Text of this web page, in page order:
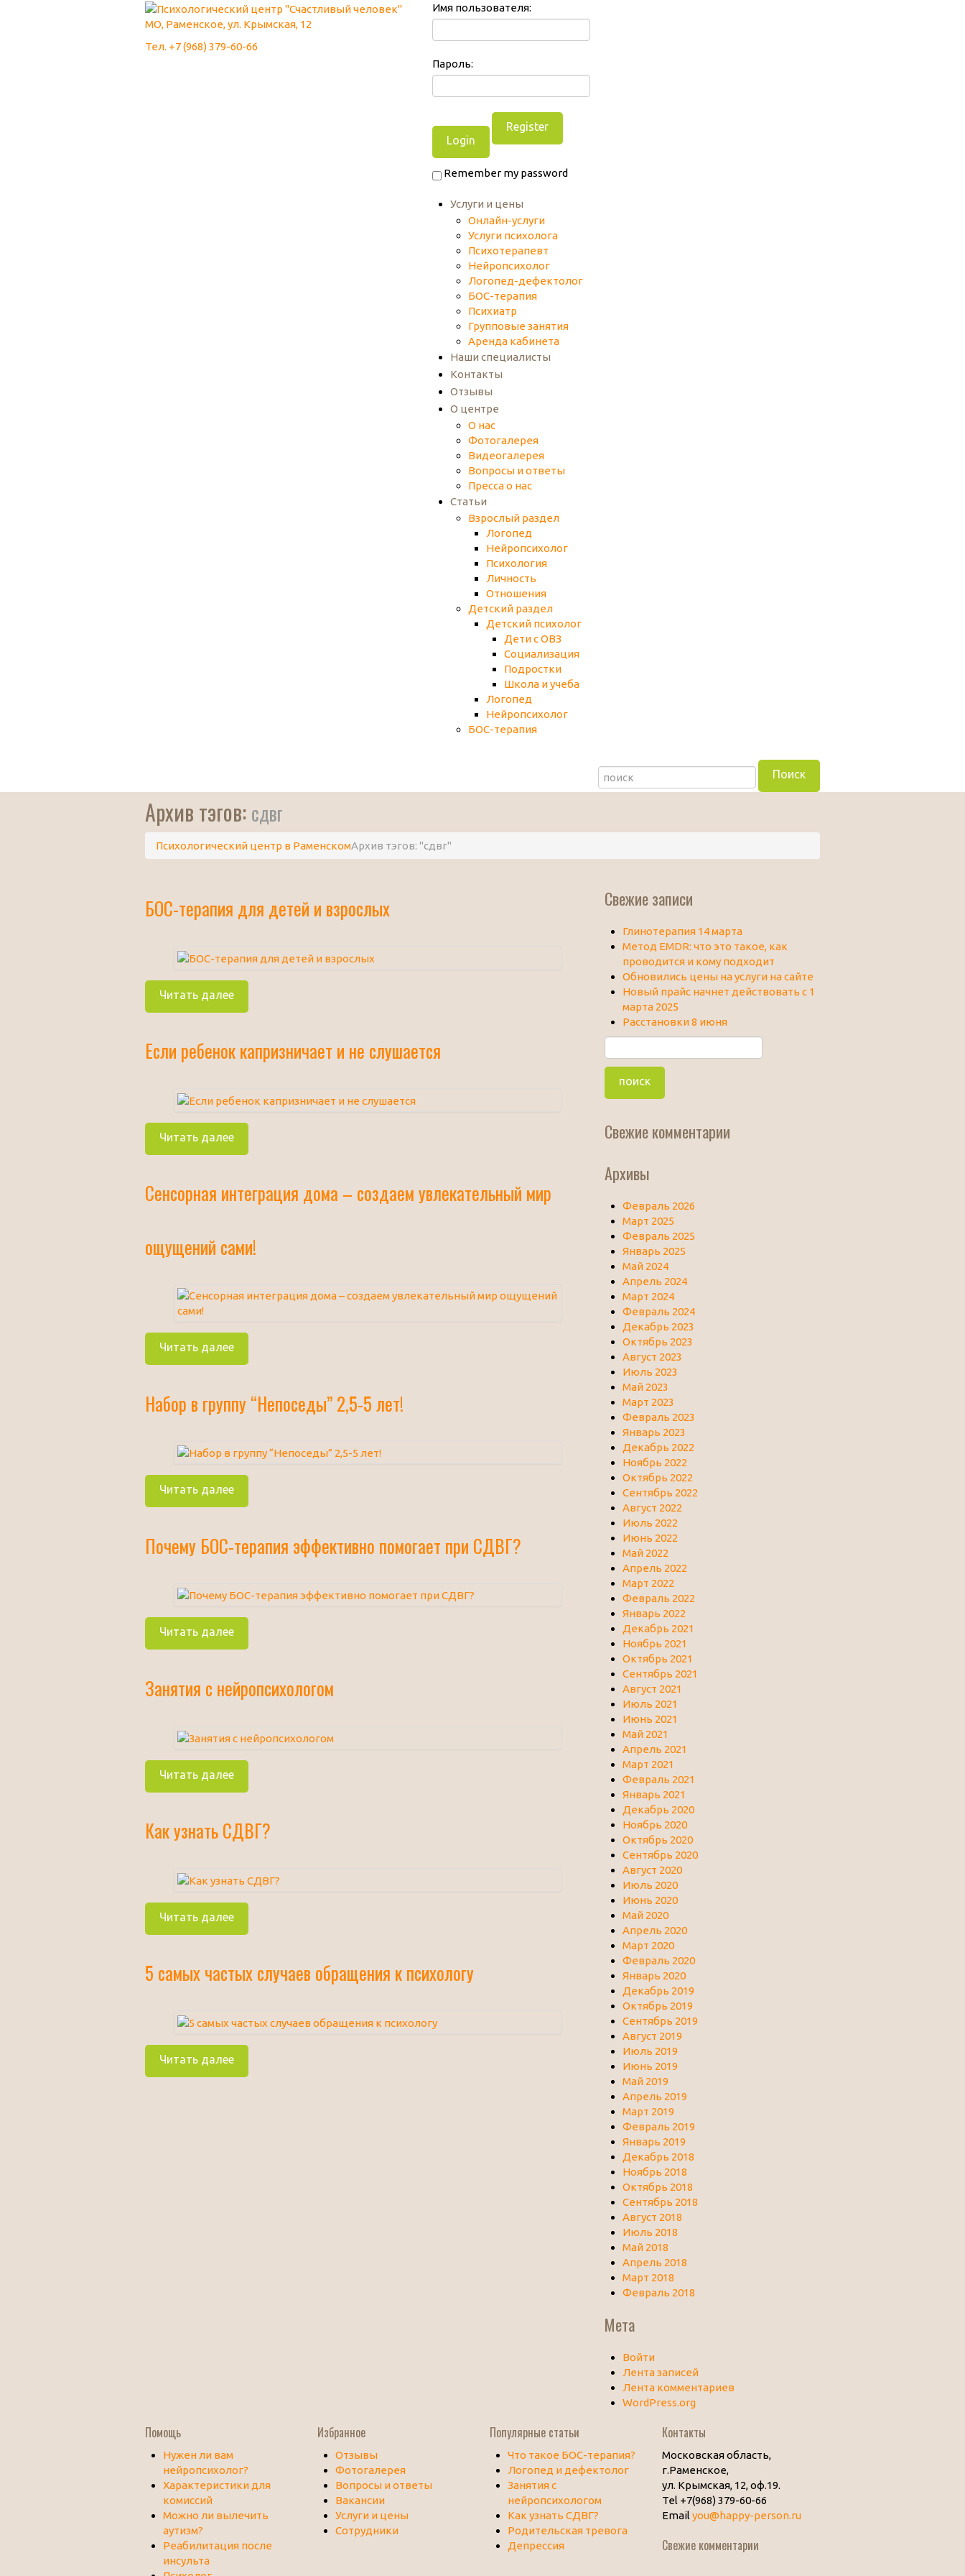
МО, Раменское, ул. Крымская, 12
Тел. +7 (968) 379-60-66
Имя пользователя:
Пароль:
Register
Remember my password
Услуги и цены
Онлайн-услуги
Услуги психолога
Психотерапевт
Нейропсихолог
Логопед-дефектолог
БОС-терапия
Психиатр
Групповые занятия
Аренда кабинета
Наши специалисты
Контакты
Отзывы
О центре
О нас
Фотогалерея
Видеогалерея
Вопросы и ответы
Пресса о нас
Статьи
Взрослый раздел
Логопед
Нейропсихолог
Психология
Личность
Отношения
Детский раздел
Детский психолог
Дети с ОВЗ
Социализация
Подростки
Школа и учеба
Логопед
Нейропсихолог
БОС-терапия
Архив тэгов: сдвг
Психологический центр в РаменскомАрхив тэгов: "сдвг"
БОС-терапия для детей и взрослых
Читать далее
Если ребенок капризничает и не слушается
Читать далее
Сенсорная интеграция дома – создаем увлекательный мир
ощущений сами!
Читать далее
Набор в группу “Непоседы” 2,5-5 лет!
Читать далее
Почему БОС-терапия эффективно помогает при СДВГ?
Читать далее
Занятия с нейропсихологом
Читать далее
Как узнать СДВГ?
Читать далее
5 самых частых случаев обращения к психологу
Читать далее
Свежие записи
Глинотерапия 14 марта
Метод EMDR: что это такое, как
проводится и кому подходит
Обновились цены на услуги на сайте
Новый прайс начнет действовать с 1
марта 2025
Расстановки 8 июня
Свежие комментарии
Архивы
Февраль 2026
Март 2025
Февраль 2025
Январь 2025
Май 2024
Апрель 2024
Март 2024
Февраль 2024
Декабрь 2023
Октябрь 2023
Август 2023
Июль 2023
Май 2023
Март 2023
Февраль 2023
Январь 2023
Декабрь 2022
Ноябрь 2022
Октябрь 2022
Сентябрь 2022
Август 2022
Июль 2022
Июнь 2022
Май 2022
Апрель 2022
Март 2022
Февраль 2022
Январь 2022
Декабрь 2021
Ноябрь 2021
Октябрь 2021
Сентябрь 2021
Август 2021
Июль 2021
Июнь 2021
Май 2021
Апрель 2021
Март 2021
Февраль 2021
Январь 2021
Декабрь 2020
Ноябрь 2020
Октябрь 2020
Сентябрь 2020
Август 2020
Июль 2020
Июнь 2020
Май 2020
Апрель 2020
Март 2020
Февраль 2020
Январь 2020
Декабрь 2019
Октябрь 2019
Сентябрь 2019
Август 2019
Июль 2019
Июнь 2019
Май 2019
Апрель 2019
Март 2019
Февраль 2019
Январь 2019
Декабрь 2018
Ноябрь 2018
Октябрь 2018
Сентябрь 2018
Август 2018
Июль 2018
Май 2018
Апрель 2018
Март 2018
Февраль 2018
Мета
Войти
Лента записей
Лента комментариев
WordPress.org
Помощь
Нужен ли вам
нейропсихолог?
Характеристики для
комиссий
Можно ли вылечить
аутизм?
Реабилитация после
инсульта
Избранное
Отзывы
Фотогалерея
Вопросы и ответы
Вакансии
Услуги и цены
Сотрудники
Популярные статьи
Что такое БОС-терапия?
Логопед и дефектолог
Занятия с
нейропсихологом
Как узнать СДВГ?
Родительская тревога
Депрессия
Контакты
Московская область,
г.Раменское,
ул. Крымская, 12, оф.19.
Tel +7(968) 379-60-66
Email you@happy-person.ru
Свежие комментарии